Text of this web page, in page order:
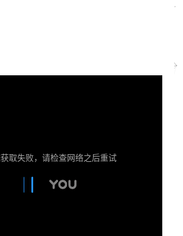
取失败，请检查网络之后重试